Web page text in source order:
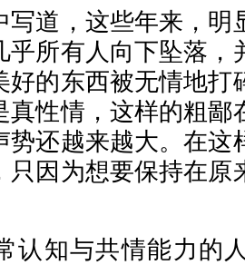
写道，这些年来，明
乎所有人向下坠落，
好的东西被无情地打
真性情，这样的粗鄙
势还越来越大。在这
只因为想要保持在原
认知与共情能力的